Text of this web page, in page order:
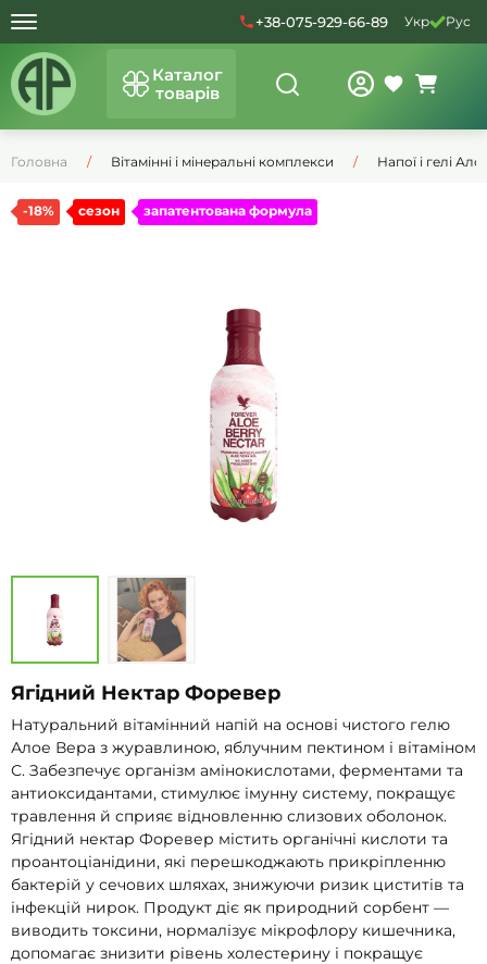
+38-075-929-66-89 Укр Рус
Каталог
товарів
Головна Вітамінні і мінеральні комплекси Напої і гелі
-18% сезон запатентована формула
Ягідний Нектар Форевер
Натуральний вітамінний напій на основі чистого гелю
Алое Вера з журавлиною, яблучним пектином і вітаміном
С. Забезпечує організм амінокислотами, ферментами та
антиоксидантами, стимулює імунну систему, покращує
травлення й сприяє відновленню слизових оболонок.
Ягідний нектар Форевер містить органічні кислоти та
проантоціанідини, які перешкоджають прикріпленню
бактерій у сечових шляхах, знижуючи ризик циститів та
інфекцій нирок. Продукт діє як природний сорбент —
виводить токсини, нормалізує мікрофлору кишечника,
допомагає знизити рівень холестерину і покращує